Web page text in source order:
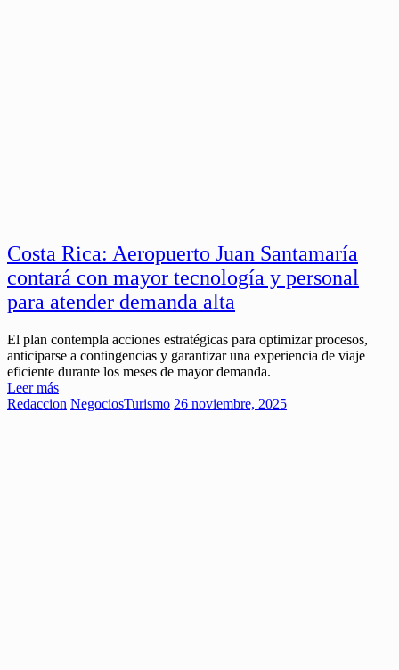
Costa Rica: Aeropuerto Juan Santamaría
contará con mayor tecnología y personal
para atender demanda alta
El plan contempla acciones estratégicas para optimizar procesos,
anticiparse a contingencias y garantizar una experiencia de viaje
eficiente durante los meses de mayor demanda.
Leer más
Redaccion NegociosTurismo 26 noviembre, 2025